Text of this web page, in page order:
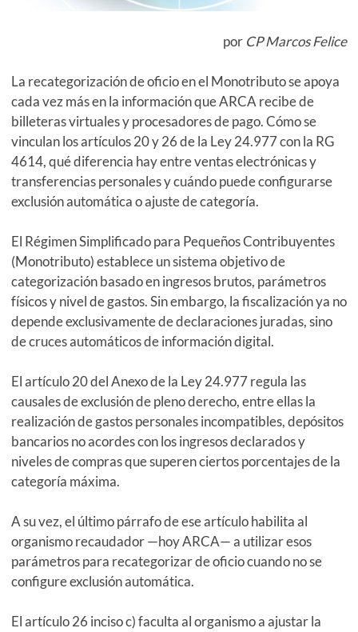
por CP Marcos Felice
La recategorización de oficio en el Monotributo se apoya
cada vez más en la información que ARCA recibe de
billeteras virtuales y procesadores de pago. Cómo se
vinculan los artículos 20 y 26 de la Ley 24.977 con la RG
4614, qué diferencia hay entre ventas electrónicas y
transferencias personales y cuándo puede configurarse
exclusión automática o ajuste de categoría.
El Régimen Simplificado para Pequeños Contribuyentes
(Monotributo) establece un sistema objetivo de
categorización basado en ingresos brutos, parámetros
físicos y nivel de gastos. Sin embargo, la fiscalización ya no
depende exclusivamente de declaraciones juradas, sino
de cruces automáticos de información digital.
El artículo 20 del Anexo de la Ley 24.977 regula las
causales de exclusión de pleno derecho, entre ellas la
realización de gastos personales incompatibles, depósitos
bancarios no acordes con los ingresos declarados y
niveles de compras que superen ciertos porcentajes de la
categoría máxima.
A su vez, el último párrafo de ese artículo habilita al
organismo recaudador —hoy ARCA— a utilizar esos
parámetros para recategorizar de oficio cuando no se
configure exclusión automática.
El artículo 26 inciso c) faculta al organismo a ajustar la